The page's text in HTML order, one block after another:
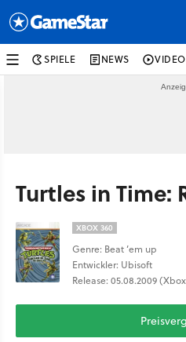
SPIELE NEWS
Turtles in Time:
XBOX 360
Genre: Beat ’em up
Entwickler: Ubisoft
Release: 05.08.2009